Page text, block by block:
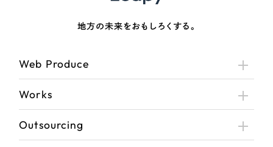
地方の未来をおもしろくする。
Web Produce
Works
Outsourcing